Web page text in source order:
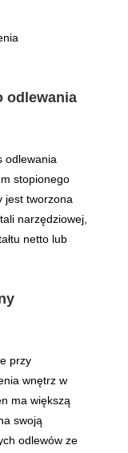
odlewania
odlewania
stopionego
jest tworzona
narzędziowej,
netto lub
przy
wnętrz w
ma większą
swoją
odlewów ze